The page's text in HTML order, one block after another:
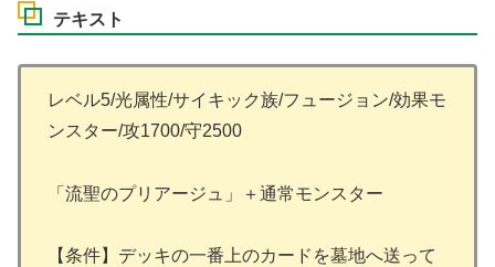
テキスト
レベル5/光属性/サイキック族/フュージョン/効果モ
ンスター/攻1700/守2500
「流聖のプリアージュ」＋通常モンスター
【条件】デッキの一番上のカードを墓地へ送って